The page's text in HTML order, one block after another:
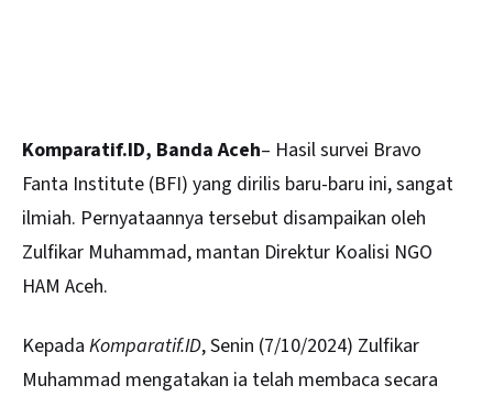
Komparatif.ID, Banda Aceh– Hasil survei Bravo
Fanta Institute (BFI) yang dirilis baru-baru ini, sangat
ilmiah. Pernyataannya tersebut disampaikan oleh
Zulfikar Muhammad, mantan Direktur Koalisi NGO
HAM Aceh.
Kepada Komparatif.ID, Senin (7/10/2024) Zulfikar
Muhammad mengatakan ia telah membaca secara